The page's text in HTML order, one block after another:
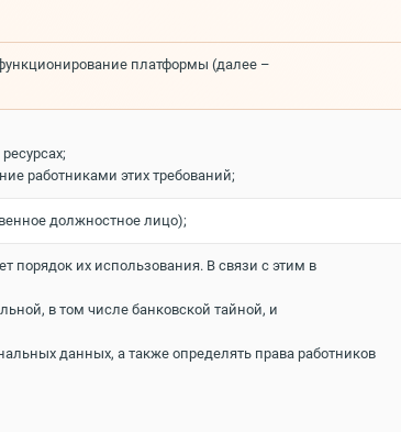
платформы (далее –
работниками этих требований;
должностное лицо);
порядок их использования. В связи с этим в
в том числе банковской тайной, и
данных, а также определять права работников